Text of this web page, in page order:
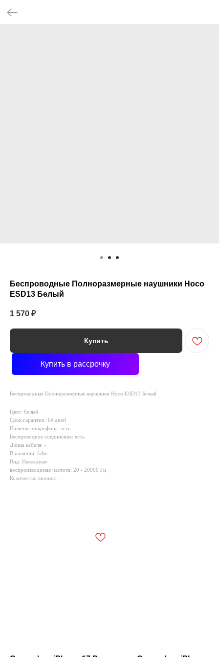
Беспроводные Полноразмерные наушники Hoco
ESD13 Белый
1 570 ₽
Купить
Купить в рассрочку
Беспроводные Полноразмерные наушники Hoco ESD13 Белый
Цвет: белый
Срок гарантии: 14 дней
Наличие микрофона: есть
Беспроводное соединение: есть
Длина кабеля: -
В наличии: false
Вид: Накладные
воспроизводимая частота: 20 - 20000 Гц
Количество кнопок: -